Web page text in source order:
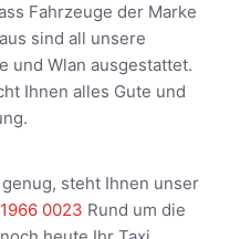
Fahrzeuge der Marke
sind all unsere
und Wlan ausgestattet.
Ihnen alles Gute und
steht Ihnen unser
0023 Rund um die